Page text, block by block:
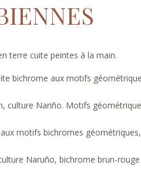
terre cuite peintes à la main.
bichrome aux motifs
culture Nariño. Motifs
motifs bichromes
Naruño, bichrome brun-